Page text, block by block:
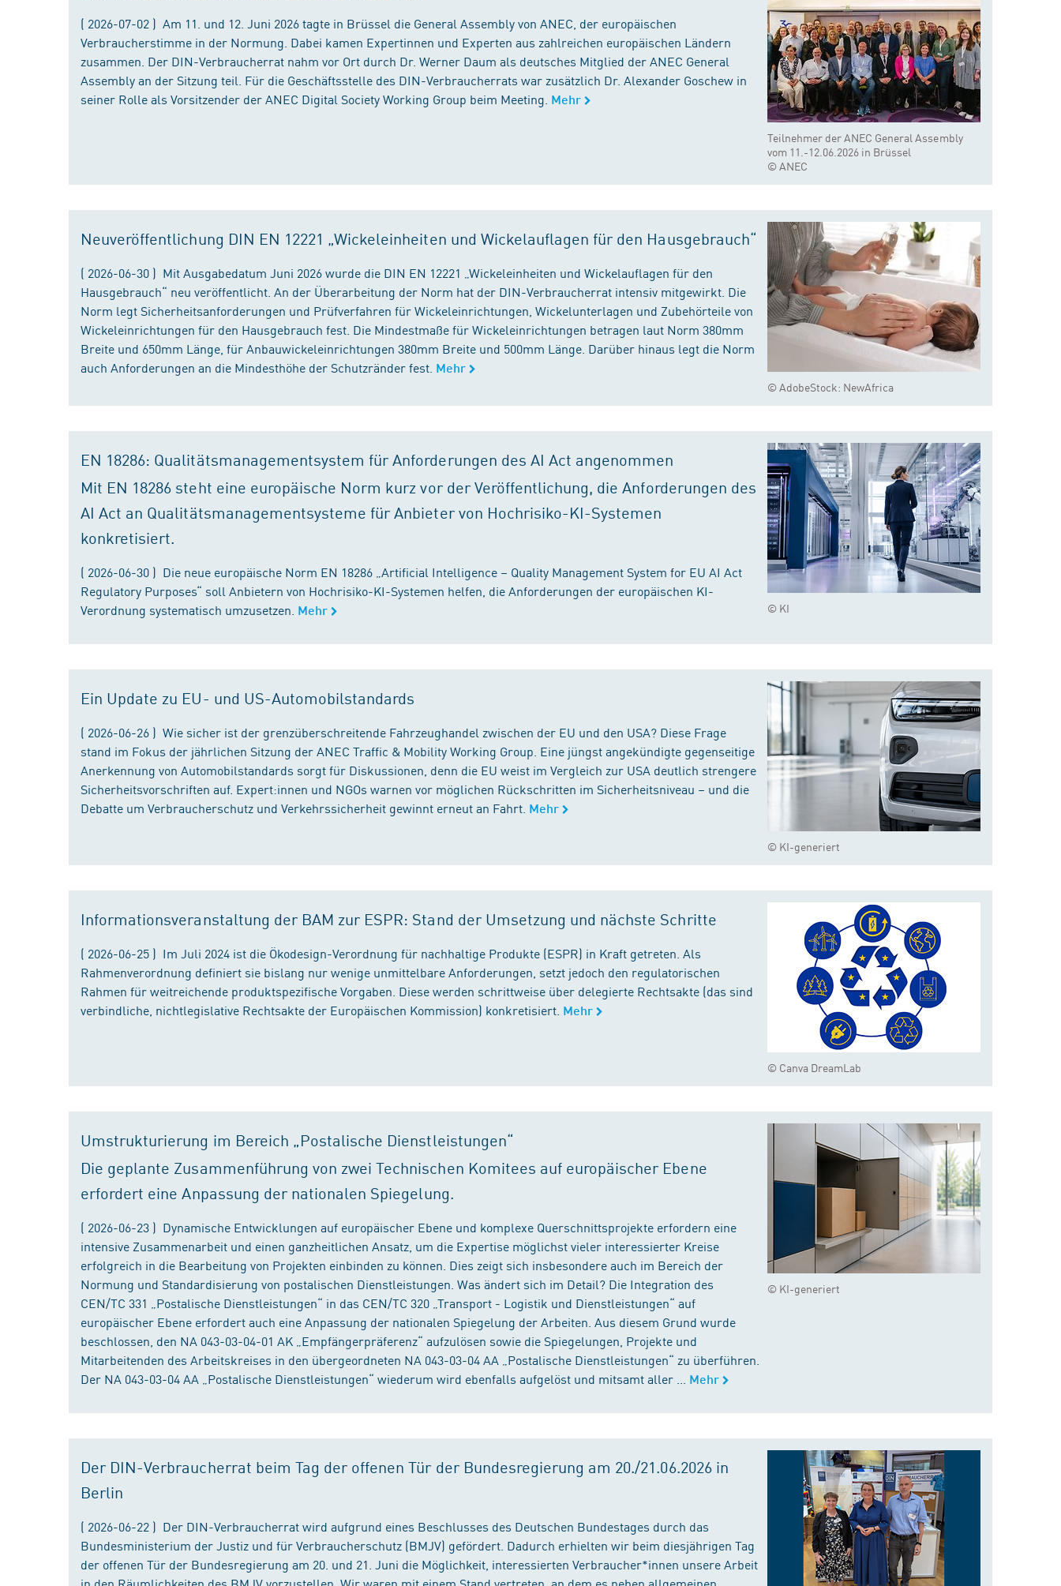
Teilnehmer der ANEC General Assembly
vom 11.-12.06.2026 in Brüssel
© ANEC
( 2026-07-02 ) Am 11. und 12. Juni 2026 tagte in Brüssel die General Assembly von ANEC, der europäischen
Verbraucherstimme in der Normung. Dabei kamen Expertinnen und Experten aus zahlreichen europäischen Ländern
zusammen. Der DIN-Verbraucherrat nahm vor Ort durch Dr. Werner Daum als deutsches Mitglied der ANEC General
Assembly an der Sitzung teil. Für die Geschäftsstelle des DIN-Verbraucherrats war zusätzlich Dr. Alexander Goschew in
seiner Rolle als Vorsitzender der ANEC Digital Society Working Group beim Meeting. Mehr
© AdobeStock: NewAfrica
Neuveröffentlichung DIN EN 12221 „Wickeleinheiten und Wickelauflagen für den Hausgebrauch“
( 2026-06-30 ) Mit Ausgabedatum Juni 2026 wurde die DIN EN 12221 „Wickeleinheiten und Wickelauflagen für den
Hausgebrauch“ neu veröffentlicht. An der Überarbeitung der Norm hat der DIN-Verbraucherrat intensiv mitgewirkt. Die
Norm legt Sicherheitsanforderungen und Prüfverfahren für Wickeleinrichtungen, Wickelunterlagen und Zubehörteile von
Wickeleinrichtungen für den Hausgebrauch fest. Die Mindestmaße für Wickeleinrichtungen betragen laut Norm 380mm
Breite und 650mm Länge, für Anbauwickeleinrichtungen 380mm Breite und 500mm Länge. Darüber hinaus legt die Norm
auch Anforderungen an die Mindesthöhe der Schutzränder fest. Mehr
© KI
EN 18286: Qualitätsmanagementsystem für Anforderungen des AI Act angenommen
Mit EN 18286 steht eine europäische Norm kurz vor der Veröffentlichung, die Anforderungen des
AI Act an Qualitätsmanagementsysteme für Anbieter von Hochrisiko-KI-Systemen
konkretisiert.
( 2026-06-30 ) Die neue europäische Norm EN 18286 „Artificial Intelligence – Quality Management System for EU AI Act
Regulatory Purposes“ soll Anbietern von Hochrisiko-KI-Systemen helfen, die Anforderungen der europäischen KI-
Verordnung systematisch umzusetzen. Mehr
© KI-generiert
Ein Update zu EU- und US-Automobilstandards
( 2026-06-26 ) Wie sicher ist der grenzüberschreitende Fahrzeughandel zwischen der EU und den USA? Diese Frage
stand im Fokus der jährlichen Sitzung der ANEC Traffic & Mobility Working Group. Eine jüngst angekündigte gegenseitige
Anerkennung von Automobilstandards sorgt für Diskussionen, denn die EU weist im Vergleich zur USA deutlich strengere
Sicherheitsvorschriften auf. Expert:innen und NGOs warnen vor möglichen Rückschritten im Sicherheitsniveau – und die
Debatte um Verbraucherschutz und Verkehrssicherheit gewinnt erneut an Fahrt. Mehr
© Canva DreamLab
Informationsveranstaltung der BAM zur ESPR: Stand der Umsetzung und nächste Schritte
( 2026-06-25 ) Im Juli 2024 ist die Ökodesign-Verordnung für nachhaltige Produkte (ESPR) in Kraft getreten. Als
Rahmenverordnung definiert sie bislang nur wenige unmittelbare Anforderungen, setzt jedoch den regulatorischen
Rahmen für weitreichende produktspezifische Vorgaben. Diese werden schrittweise über delegierte Rechtsakte (das sind
verbindliche, nichtlegislative Rechtsakte der Europäischen Kommission) konkretisiert. Mehr
© KI-generiert
Umstrukturierung im Bereich „Postalische Dienstleistungen“
Die geplante Zusammenführung von zwei Technischen Komitees auf europäischer Ebene
erfordert eine Anpassung der nationalen Spiegelung.
( 2026-06-23 ) Dynamische Entwicklungen auf europäischer Ebene und komplexe Querschnittsprojekte erfordern eine
intensive Zusammenarbeit und einen ganzheitlichen Ansatz, um die Expertise möglichst vieler interessierter Kreise
erfolgreich in die Bearbeitung von Projekten einbinden zu können. Dies zeigt sich insbesondere auch im Bereich der
Normung und Standardisierung von postalischen Dienstleistungen. Was ändert sich im Detail? Die Integration des
CEN/TC 331 „Postalische Dienstleistungen“ in das CEN/TC 320 „Transport - Logistik und Dienstleistungen“ auf
europäischer Ebene erfordert auch eine Anpassung der nationalen Spiegelung der Arbeiten. Aus diesem Grund wurde
beschlossen, den NA 043-03-04-01 AK „Empfängerpräferenz“ aufzulösen sowie die Spiegelungen, Projekte und
Mitarbeitenden des Arbeitskreises in den übergeordneten NA 043-03-04 AA „Postalische Dienstleistungen“ zu überführen.
Der NA 043-03-04 AA „Postalische Dienstleistungen“ wiederum wird ebenfalls aufgelöst und mitsamt aller ...
Mehr
Der DIN-Verbraucherrat beim Tag der offenen Tür der Bundesregierung am 20./21.06.2026 in
Berlin
( 2026-06-22 ) Der DIN-Verbraucherrat wird aufgrund eines Beschlusses des Deutschen Bundestages durch das
Bundesministerium der Justiz und für Verbraucherschutz (BMJV) gefördert. Dadurch erhielten wir beim diesjährigen Tag
der offenen Tür der Bundesregierung am 20. und 21. Juni die Möglichkeit, interessierten Verbraucher*innen unsere Arbeit